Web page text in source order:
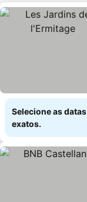
Selecione as
exatos.